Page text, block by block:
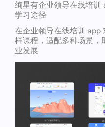
绚星有企业领导在线培训
学习途径
在企业领导在线培训 app
样课程，适配多种场景，
业发展